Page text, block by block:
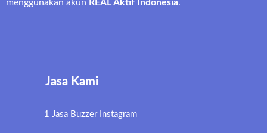
menggunakan akun REAL Aktif Indonesia.
Jasa Kami
1 Jasa Buzzer Instagram